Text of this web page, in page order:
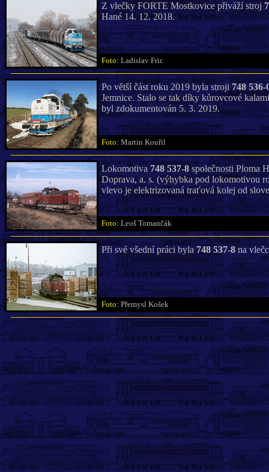
Z vlečky FORTE Mostkovice přiváží stroj
Hané 14. 12. 2018.
Foto: Ladislav Fric
Po větší část roku 2019 byla stroji748 536-
Jemnice. Stalo se tak díky kůrovcové
byl zdokumentován 5. 3. 2019.
Foto: Martin Kouřil
Lokomotiva 748 537-8 společnosti Ploma
Doprava, a. s. (výhybka pod lokomotivou
vlevo je elektrizovaná traťová kolej od
Foto: Leoš Tomančák
Při své všední práci byla748 537-8 na
Foto: Přemysl Košek